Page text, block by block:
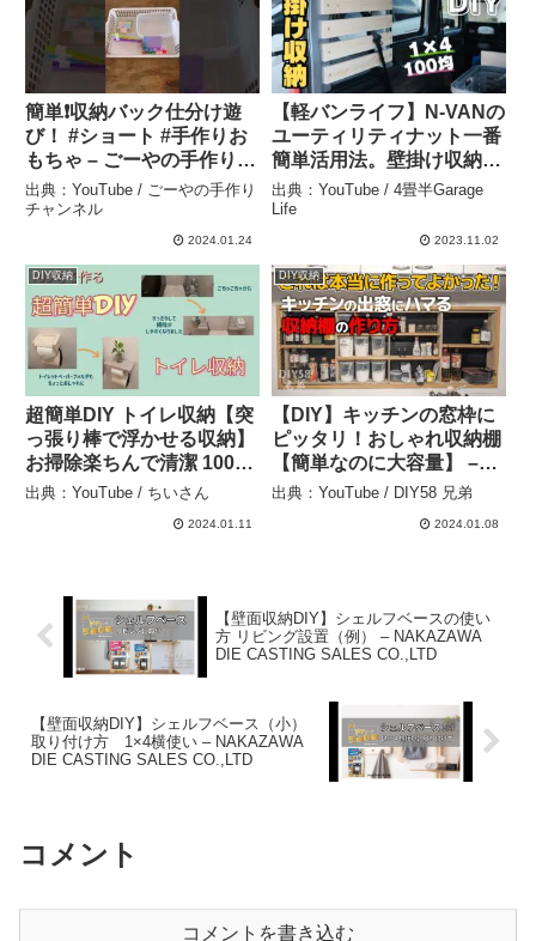
簡単❗️収納バック仕分け遊
び！ #ショート #手作りお
もちゃ – ごーやの手作りチ
ャンネル
出典：YouTube / ごーやの手作り
チャンネル
2024.01.24
【軽バンライフ】N-VANの
ユーティリティナット一番
簡単活用法。壁掛け収納と
目隠しに。 – 4畳半Garage
Life
出典：YouTube / 4畳半Garage
Life
2023.11.02
DIY収納
超簡単DIY トイレ収納【突
っ張り棒で浮かせる収納】
お掃除楽ちんで清潔 100均
でおしゃれなトイレットペ
納棚を作る – ちいさん
出典：YouTube / ちいさん
2024.01.11
DIY収納
【DIY】キッチンの窓枠に
ピッタリ！おしゃれ収納棚
【簡単なのに大容量】 –
DIY58 兄弟
出典：YouTube / DIY58 兄弟
2024.01.08
【壁面収納DIY】シェルフベースの使い
方 リビング設置（例） – NAKAZAWA
DIE CASTING SALES CO.,LTD
【壁面収納DIY】シェルフベース（小）
取り付け方 1×4横使い – NAKAZAWA
DIE CASTING SALES CO.,LTD
コメント
コメントを書き込む